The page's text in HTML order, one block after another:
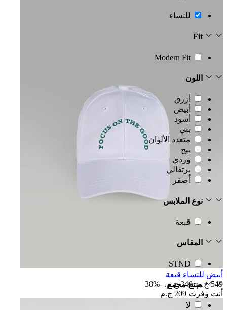
للنساء
Fit
Modern Fit
اللون
أزرق
أبيض
أسود
بني
متعدد الألوان
بيج
وردي
برتقالي
أصفر
نوع الملابس
قبعة
المقاس
STND
منتج مجمع
لا
أبيض للنساء قبعة
549 ج.م.‏
340 ج.م.‏
-38%
أنت وفرت 209 ج.م